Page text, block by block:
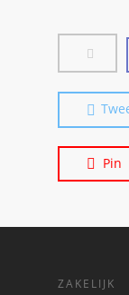
Pin
ZAKELIJK